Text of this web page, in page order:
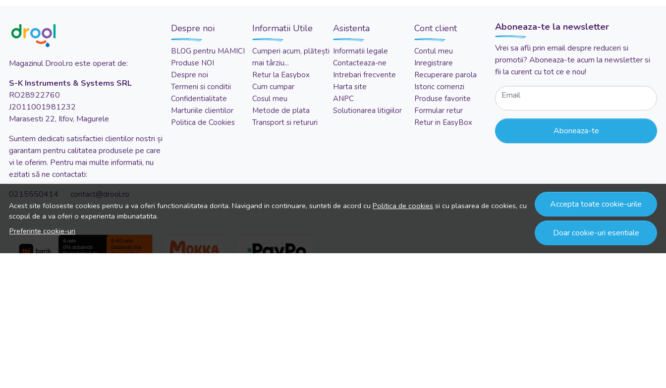
Acest site foloseste cookies pentru a va oferi functionalitatea dorita. Navigand in continuare, sunteti de acord cu Politica de cookies si cu plasarea de cookies, cu
scopul de a va oferi o experienta imbunatatita.
Preferinte cookie-uri
Accepta toate cookie-urile
Doar cookie-uri esentiale
Magazinul Drool.ro este operat de:
S-K Instruments & Systems SRL
RO28922760
J2011001981232
Marasesti 22, Ilfov, Magurele
Suntem dedicati satisfactiei clientilor nostri și
garantam pentru calitatea produsele pe care
vi le oferim. Pentru mai multe informatii, nu
ezitati să ne contactati:
0215550414 contact@drool.ro
Despre noi
BLOG pentru MAMICI
Produse NOI
Despre noi
Termeni si conditii
Confidentialitate
Marturiile clientilor
Politica de Cookies
Informatii Utile
Cumperi acum, plătești
mai târziu...
Retur la Easybox
Cum cumpar
Cosul meu
Metode de plata
Transport si retururi
Asistenta
Informatii legale
Contacteaza-ne
Intrebari frecvente
Harta site
ANPC
Solutionarea litigiilor
Cont client
Contul meu
Inregistrare
Recuperare parola
Istoric comenzi
Produse favorite
Formular retur
Retur in EasyBox
Aboneaza-te la newsletter
Vrei sa afli prin email despre reduceri si
promotii? Aboneaza-te acum la newsletter si
fii la curent cu tot ce e nou!
Email
Aboneaza-te